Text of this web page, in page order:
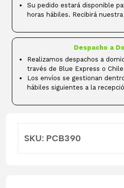
Su pedido estará disponible
horas hábiles. Recibirá
Despacho a
Realizamos despachos a
través de Blue Express o
Los envíos se gestionan
hábiles siguientes a la
SKU: PCB390